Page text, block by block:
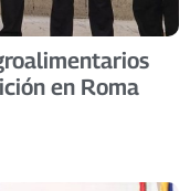
en Roma